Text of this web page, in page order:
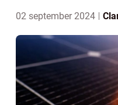
02 september 2024